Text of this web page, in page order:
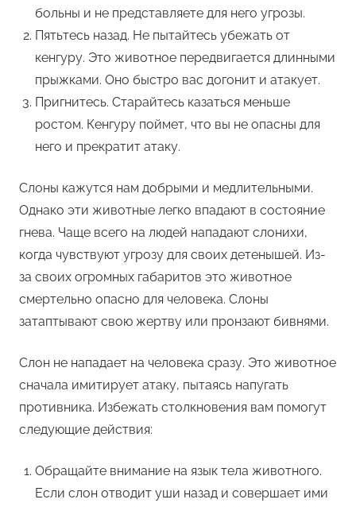
больны и не представляете для него угрозы.
Пятьтесь назад. Не пытайтесь убежать от
кенгуру. Это животное передвигается длинными
прыжками. Оно быстро вас догонит и атакует.
Пригнитесь. Старайтесь казаться меньше
ростом. Кенгуру поймет, что вы не опасны для
него и прекратит атаку.
Слоны кажутся нам добрыми и медлительными.
Однако эти животные легко впадают в состояние
гнева. Чаще всего на людей нападают слонихи,
когда чувствуют угрозу для своих детенышей. Из-
за своих огромных габаритов это животное
смертельно опасно для человека. Слоны
затаптывают свою жертву или пронзают бивнями.
Слон не нападает на человека сразу. Это животное
сначала имитирует атаку, пытаясь напугать
противника. Избежать столкновения вам помогут
следующие действия:
Обращайте внимание на язык тела животного.
Если слон отводит уши назад и совершает ими